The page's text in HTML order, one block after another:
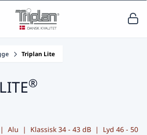
Triplan Lite
®
| Alu | Klassisk 34 - 43 dB | Lyd 46 - 50